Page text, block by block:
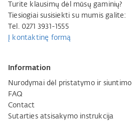
Turite klausimų dėl mūsų gaminių?
Tiesiogiai susisiekti su mumis galite:
Tel. 0271 3931-1555
Į kontaktinę formą
Information
Nurodymai dėl pristatymo ir siuntimo
FAQ
Contact
Sutarties atsisakymo instrukcija